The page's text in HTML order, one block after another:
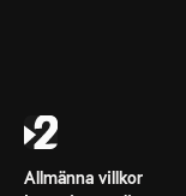
Allmänna villkor